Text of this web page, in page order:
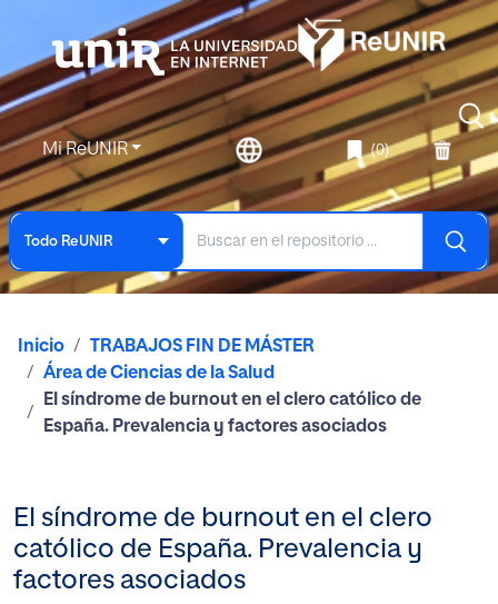
Mi ReUNIR (0)
Todo ReUNIR
Inicio
TRABAJOS FIN DE MÁSTER
Área de Ciencias de la Salud
El síndrome de burnout en el clero católico de
España. Prevalencia y factores asociados
El síndrome de burnout en el clero
católico de España. Prevalencia y
factores asociados